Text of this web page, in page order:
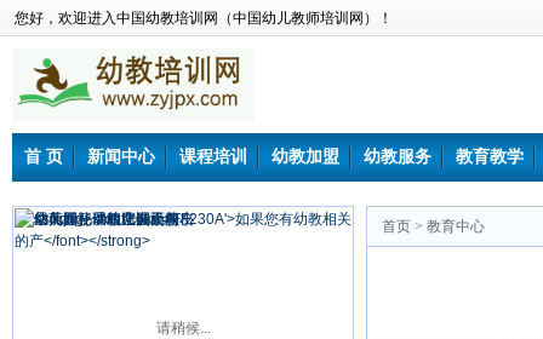
您好，欢迎进入中国幼教培训网（中国幼儿教师培训网）！
首 页 新闻中心 课程培训 幼教加盟 幼教服务 教育教学
请稍候...
首页 > 教育中心